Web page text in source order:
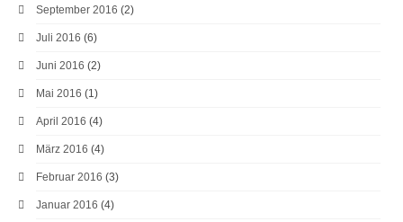
September 2016 (2)
Juli 2016 (6)
Juni 2016 (2)
Mai 2016 (1)
April 2016 (4)
März 2016 (4)
Februar 2016 (3)
Januar 2016 (4)